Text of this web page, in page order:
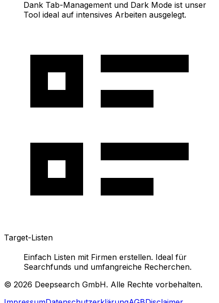
Dank Tab-Management und Dark Mode ist unser
Tool ideal auf intensives Arbeiten ausgelegt.
Target-Listen
Einfach Listen mit Firmen erstellen. Ideal für
Searchfunds und umfangreiche Recherchen.
© 2026 Deepsearch GmbH. Alle Rechte vorbehalten.